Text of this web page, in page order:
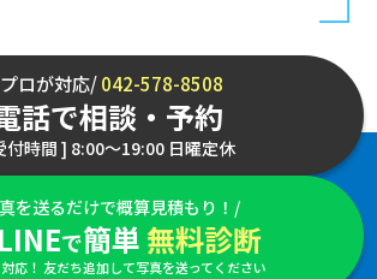
ロが対応/042-578-8508
話で相談・予約
付時間 ] 8:00～19:00 日曜定休
を送るだけで概算見積もり！/
LINEで簡単 無料診断
応！ 友だち追加して写真を送ってください